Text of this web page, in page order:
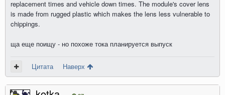
replacement times and vehicle down times. The module's cover lens
is made from rugged plastic which makes the lens less vulnerable to
chippings.
ща еще поищу - но похоже тока планируется выпуск
Цитата Наверх